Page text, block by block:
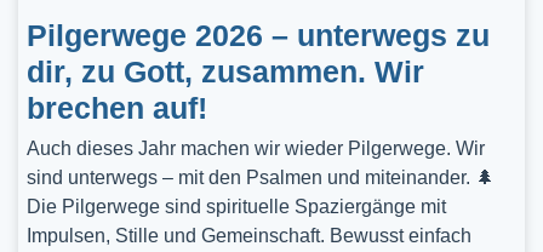
Pilgerwege 2026 – unterwegs zu
dir, zu Gott, zusammen. Wir
brechen auf!
Auch dieses Jahr machen wir wieder Pilgerwege. Wir
sind unterwegs – mit den Psalmen und miteinander. 🌲
Die Pilgerwege sind spirituelle Spaziergänge mit
Impulsen, Stille und Gemeinschaft. Bewusst einfach